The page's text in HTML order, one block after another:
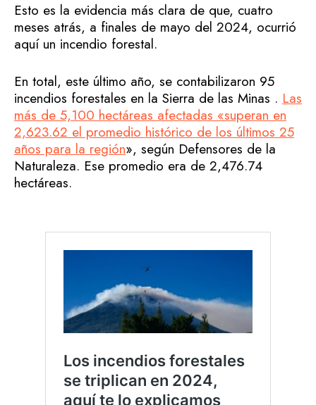
Esto es la evidencia más clara de que, cuatro
meses atrás, a finales de mayo del 2024, ocurrió
aquí un incendio forestal.
En total, este último año, se contabilizaron 95
incendios forestales en la Sierra de las Minas . Las
más de 5,100 hectáreas afectadas «superan en
2,623.62 el promedio histórico de los últimos 25
años para la región», según Defensores de la
Naturaleza. Ese promedio era de 2,476.74
hectáreas.